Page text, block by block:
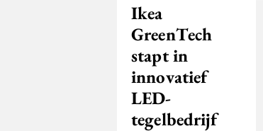
Ikea
GreenTech
stapt in
innovatief
LED-
tegelbedrijf